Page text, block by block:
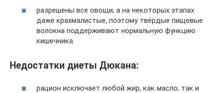
разрешены все овощи, а на некоторых этапах
даже крахмалистые, поэтому твёрдые пищевые
волокна поддерживают нормальную функцию
кишечника.
Недостатки диеты Дюкана:
рацион исключает любой жир, как масло, так и